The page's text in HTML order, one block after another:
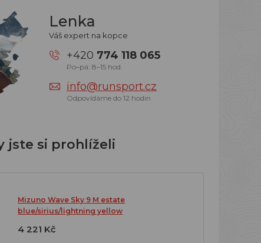
Lenka
Váš expert na kopce
+420 774 118 065
Po–pá: 8–15 hod.
info@runsport.cz
Odpovídáme do 12 hodin
jste si prohlíželi
Mizuno Wave Sky 9 M estate
blue/sirius/lightning yellow
4 221 Kč